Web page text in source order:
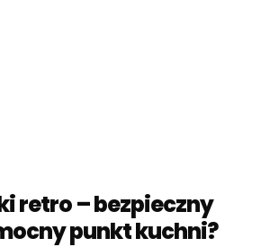
retro – bezpieczny
punkt kuchni?